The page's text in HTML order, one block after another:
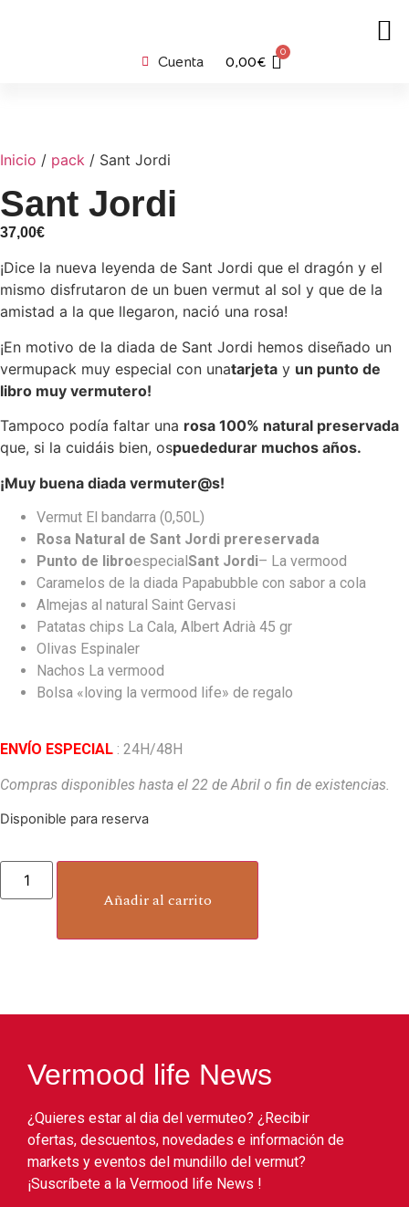
Cuenta 0,00€
0
Inicio / pack / Sant Jordi
Sant Jordi
37,00€
¡Dice la nueva leyenda de Sant Jordi que el dragón y el
mismo disfrutaron de un buen vermut al sol y que de la
amistad a la que llegaron, nació una rosa!
¡En motivo de la diada de Sant Jordi hemos diseñado un
vermupack muy especial con unatarjeta y un punto de
libro muy vermutero!
Tampoco podía faltar una rosa 100% natural preservada
que, si la cuidáis bien, ospuededurar muchos años.
¡Muy buena diada vermuter@s!
Vermut El bandarra (0,50L)
Rosa Natural de Sant Jordi prereservada
Punto de libroespecialSant Jordi– La vermood
Caramelos de la diada Papabubble con sabor a cola
Almejas al natural Saint Gervasi
Patatas chips La Cala, Albert Adrià 45 gr
Olivas Espinaler
Nachos La vermood
Bolsa «loving la vermood life» de regalo
ENVÍO ESPECIAL : 24H/48H
Compras disponibles hasta el 22 de Abril o fin de existencias.
Disponible para reserva
Añadir al carrito
Vermood life News
¿Quieres estar al dia del vermuteo? ¿Recibir
ofertas, descuentos, novedades e información de
markets y eventos del mundillo del vermut?
¡Suscríbete a la Vermood life News !